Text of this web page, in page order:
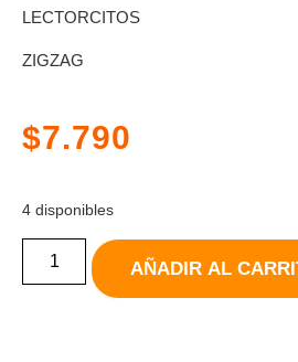
LECTORCITOS
ZIGZAG
$7.790
4 disponibles
AÑADIR AL